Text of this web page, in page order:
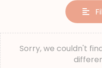
Sorry, we couldn't